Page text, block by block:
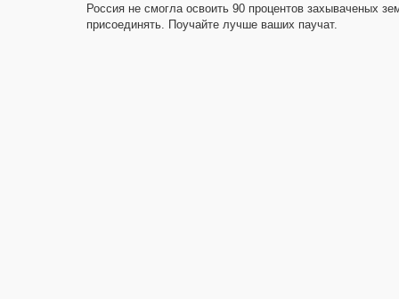
Россия не смогла освоить 90 процентов захываченых
присоединять. Поучайте лучше ваших паучат.